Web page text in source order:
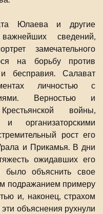
Юлаева и другие
сведений,
замечательного
на борьбу против
и бесправия. Салават
личностью с
Верностью и
войны,
организаторскими
рост его
и Прикамья. В дни
ожидавших его
было объяснить свое
подражанием примеру
и, наконец, страхом
объяснения рухнули